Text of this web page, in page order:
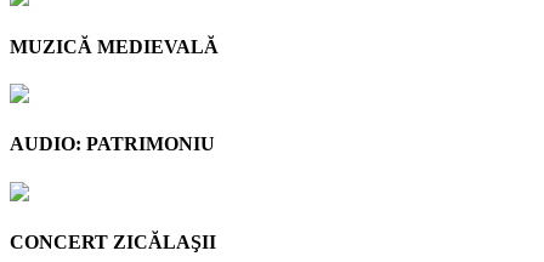
MUZICĂ MEDIEVALĂ
AUDIO: PATRIMONIU
CONCERT ZICĂLAŞII